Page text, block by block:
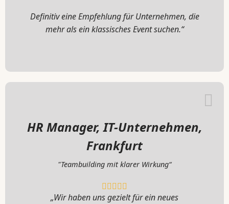
Definitiv eine Empfehlung für Unternehmen, die
mehr als ein klassisches Event suchen.“
HR Manager, IT-Unternehmen,
Frankfurt
"Teambuilding mit klarer Wirkung“
„Wir haben uns gezielt für ein neues